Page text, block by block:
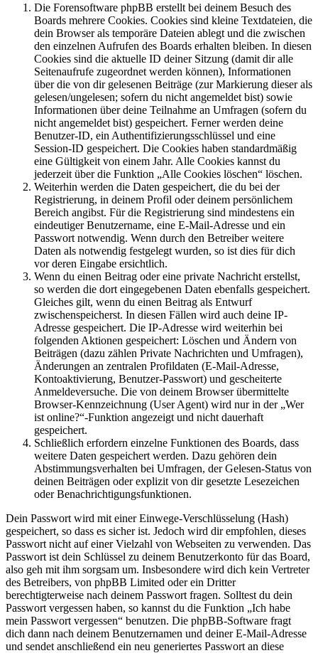
Die Forensoftware phpBB erstellt bei deinem Besuch des
Boards mehrere Cookies. Cookies sind kleine Textdateien, die
dein Browser als temporäre Dateien ablegt und die zwischen
den einzelnen Aufrufen des Boards erhalten bleiben. In diesen
Cookies sind die aktuelle ID deiner Sitzung (damit dir alle
Seitenaufrufe zugeordnet werden können), Informationen
über die von dir gelesenen Beiträge (zur Markierung dieser als
gelesen/ungelesen; sofern du nicht angemeldet bist) sowie
Informationen über deine Teilnahme an Umfragen (sofern du
nicht angemeldet bist) gespeichert. Ferner werden deine
Benutzer-ID, ein Authentifizierungsschlüssel und eine
Session-ID gespeichert. Die Cookies haben standardmäßig
eine Gültigkeit von einem Jahr. Alle Cookies kannst du
jederzeit über die Funktion „Alle Cookies löschen“ löschen.
Weiterhin werden die Daten gespeichert, die du bei der
Registrierung, in deinem Profil oder deinem persönlichem
Bereich angibst. Für die Registrierung sind mindestens ein
eindeutiger Benutzername, eine E-Mail-Adresse und ein
Passwort notwendig. Wenn durch den Betreiber weitere
Daten als notwendig festgelegt wurden, so ist dies für dich
vor deren Eingabe ersichtlich.
Wenn du einen Beitrag oder eine private Nachricht erstellst,
so werden die dort eingegebenen Daten ebenfalls gespeichert.
Gleiches gilt, wenn du einen Beitrag als Entwurf
zwischenspeicherst. In diesen Fällen wird auch deine IP-
Adresse gespeichert. Die IP-Adresse wird weiterhin bei
folgenden Aktionen gespeichert: Löschen und Ändern von
Beiträgen (dazu zählen Private Nachrichten und Umfragen),
Änderungen an zentralen Profildaten (E-Mail-Adresse,
Kontoaktivierung, Benutzer-Passwort) und gescheiterte
Anmeldeversuche. Die von deinem Browser übermittelte
Browser-Kennzeichnung (User Agent) wird nur in der „Wer
ist online?“-Funktion angezeigt und nicht dauerhaft
gespeichert.
Schließlich erfordern einzelne Funktionen des Boards, dass
weitere Daten gespeichert werden. Dazu gehören dein
Abstimmungsverhalten bei Umfragen, der Gelesen-Status von
deinen Beiträgen oder explizit von dir gesetzte Lesezeichen
oder Benachrichtigungsfunktionen.
Dein Passwort wird mit einer Einwege-Verschlüsselung (Hash)
gespeichert, so dass es sicher ist. Jedoch wird dir empfohlen, dieses
Passwort nicht auf einer Vielzahl von Webseiten zu verwenden. Das
Passwort ist dein Schlüssel zu deinem Benutzerkonto für das Board,
also geh mit ihm sorgsam um. Insbesondere wird dich kein Vertreter
des Betreibers, von phpBB Limited oder ein Dritter
berechtigterweise nach deinem Passwort fragen. Solltest du dein
Passwort vergessen haben, so kannst du die Funktion „Ich habe
mein Passwort vergessen“ benutzen. Die phpBB-Software fragt
dich dann nach deinem Benutzernamen und deiner E-Mail-Adresse
und sendet anschließend ein neu generiertes Passwort an diese